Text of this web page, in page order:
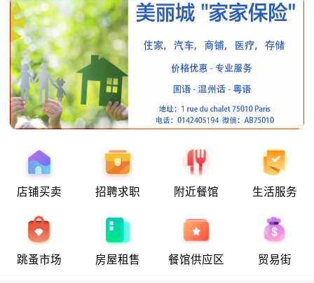
店铺买卖 招聘求职 附近餐馆 生活服务
跳蚤市场 房屋租售 餐馆供应区 贸易街